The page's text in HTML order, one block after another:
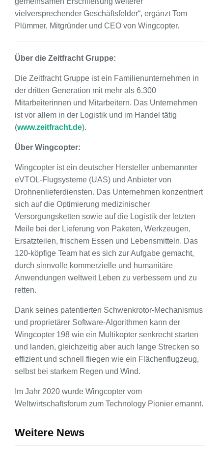
vielversprechender Geschäftsfelder“, ergänzt Tom
Plümmer, Mitgründer und CEO von Wingcopter.
Über die Zeitfracht Gruppe:
Die Zeitfracht Gruppe ist ein Familienunternehmen in
der dritten Generation mit mehr als 6.300
Mitarbeiterinnen und Mitarbeitern. Das Unternehmen
ist vor allem in der Logistik und im Handel tätig
(www.zeitfracht.de).
Über Wingcopter:
Wingcopter ist ein deutscher Hersteller unbemannter
eVTOL-Flugsysteme (UAS) und Anbieter von
Drohnenlieferdiensten. Das Unternehmen konzentriert
sich auf die Optimierung medizinischer
Versorgungsketten sowie auf die Logistik der letzten
Meile bei der Lieferung von Paketen, Werkzeugen,
Ersatzteilen, frischem Essen und Lebensmitteln. Das
120-köpfige Team hat es sich zur Aufgabe gemacht,
durch sinnvolle kommerzielle und humanitäre
Anwendungen weltweit Leben zu verbessern und zu
retten.
Dank seines patentierten Schwenkrotor-Mechanismus
und proprietärer Software-Algorithmen kann der
Wingcopter 198 wie ein Multikopter senkrecht starten
und landen, gleichzeitig aber auch lange Strecken so
effizient und schnell fliegen wie ein Flächenflugzeug,
selbst bei starkem Regen und Wind.
Im Jahr 2020 wurde Wingcopter vom
Weltwirtschaftsforum zum Technology Pionier ernannt.
Weitere News